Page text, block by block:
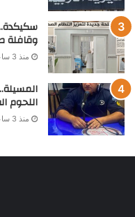
وقافلة
منذ 3 ساعات
اللحوم
منذ 3 ساعات